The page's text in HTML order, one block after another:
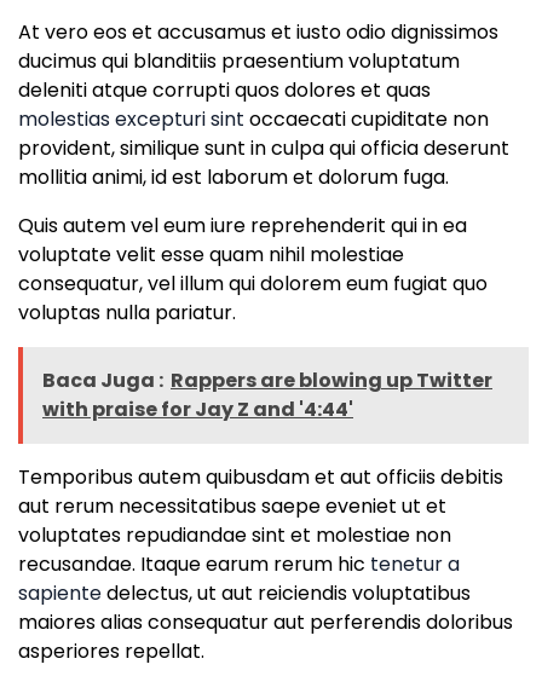
At vero eos et accusamus et iusto odio dignissimos
ducimus qui blanditiis praesentium voluptatum
deleniti atque corrupti quos dolores et quas
molestias excepturi sint occaecati cupiditate non
provident, similique sunt in culpa qui officia deserunt
mollitia animi, id est laborum et dolorum fuga.
Quis autem vel eum iure reprehenderit qui in ea
voluptate velit esse quam nihil molestiae
consequatur, vel illum qui dolorem eum fugiat quo
voluptas nulla pariatur.
Baca Juga : Rappers are blowing up Twitter
with praise for Jay Z and '4:44'
Temporibus autem quibusdam et aut officiis debitis
aut rerum necessitatibus saepe eveniet ut et
voluptates repudiandae sint et molestiae non
recusandae. Itaque earum rerum hic tenetur a
sapientedelectus, ut aut reiciendis voluptatibus
maiores alias consequatur aut perferendis doloribus
asperiores repellat.